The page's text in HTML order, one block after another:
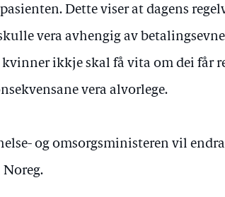
Dette viser at dagens
vera avhengig av
ikkje skal få vita om dei får
vera alvorlege.
og omsorgsministeren vil
Noreg.